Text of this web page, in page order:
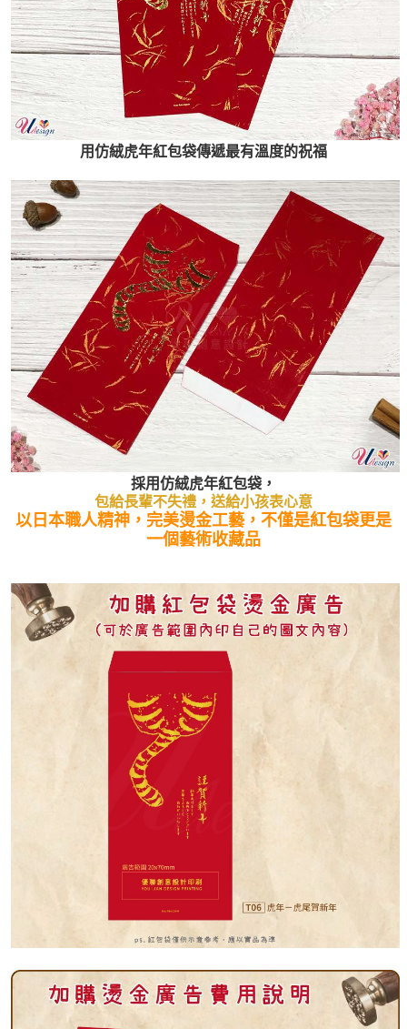
用仿絨虎年紅包袋傳遞最有溫度的祝福
採用仿絨虎年紅包袋，
包給長輩不失禮，送給小孩表心意
以日本職人精神，完美燙金工藝，不僅是紅包袋更是
一個藝術收藏品